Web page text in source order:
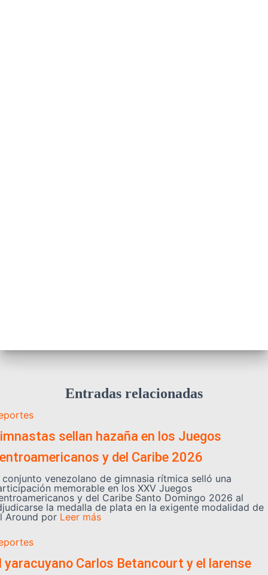
Entradas relacionadas
sellan hazaña en los Juegos
y del Caribe 2026
conjunto venezolano de gimnasia rítmica selló una
memorable en los XXV Juegos
y del Caribe Santo Domingo 2026 al
la medalla de plata en la exigente modalidad de
Around por Leer más
yaracuyano Carlos Betancourt y el larense